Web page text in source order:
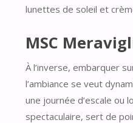
lunettes de soleil et
MSC
À l’inverse, embarquer
l’ambiance se veut
une journée d’escale ou
spectaculaire, sert de